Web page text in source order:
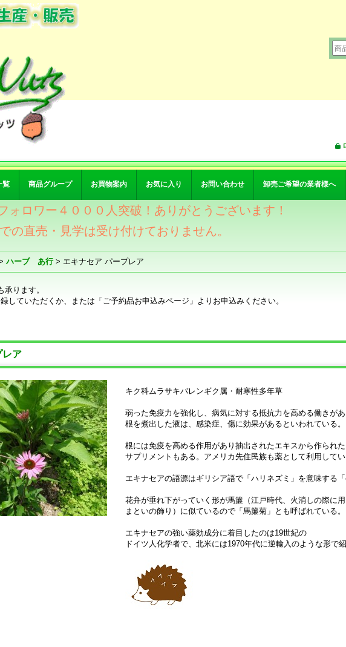
覧 商品グループ お買物案内 お気に入り お問い合わせ 卸売ご希望の業者様へ
ォロワー４０００人突破！ありがとうございます！
の直売・見学は受け付けておりません。
ハーブ あ行 > エキナセア パープレア
ります。
していただくか、または「ご予約品お申込みページ」よりお申込みください。
レア
キク科ムラサキバレンギク属・耐寒性多年草
弱った免疫力を強化し、病気に対する抵抗力を高める働きがあ
根を煮出した液は、感染症、傷に効果があるといわれている。
根には免疫を高める作用があり抽出されたエキスから作られた
サプリメントもある。アメリカ先住民族も薬として利用してい
エキナセアの語源はギリシア語で「ハリネズミ」を意味する
花弁が垂れ下がっていく形が馬簾（江戸時代、火消しの際に
まといの飾り）に似ているので「馬簾菊」とも呼ばれている。
エキナセアの強い薬効成分に着目したのは19世紀の
ドイツ人化学者で、北米には1970年代に逆輸入のような形で紹